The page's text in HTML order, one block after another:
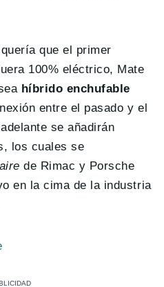
que el primer
100% eléctrico, Mate
híbrido enchufable
entre el pasado y el
se añadirán
los cuales se
de Rimac y Porsche
en la cima de la industria